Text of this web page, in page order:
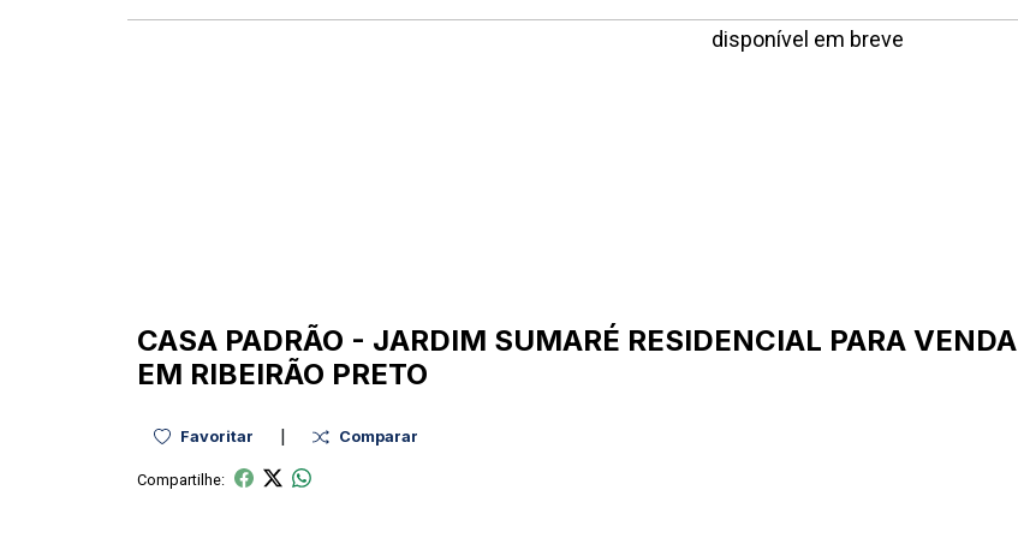
disponível em breve
CASA PADRÃO - JARDIM SUMARÉ RESIDENCIAL PARA VENDA
EM RIBEIRÃO PRETO
Favoritar | Comparar
Compartilhe: